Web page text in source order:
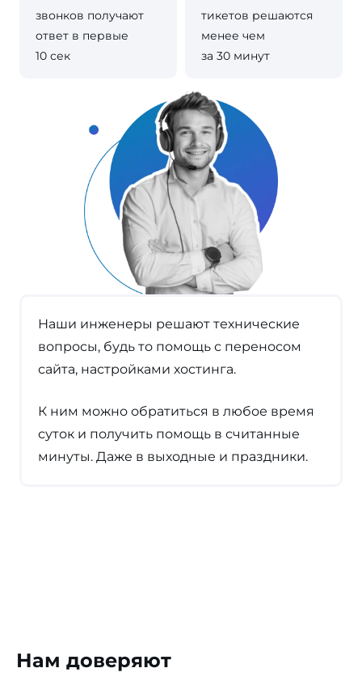
Наши инженеры решают технические
вопросы, будь то помощь с переносом
сайта, настройками хостинга.
К ним можно обратиться в любое время
суток и получить помощь в считанные
минуты. Даже в выходные и праздники.
звонков получают
ответ в первые
10 сек
тикетов решаются
менее чем
за 30 минут
Нам доверяют